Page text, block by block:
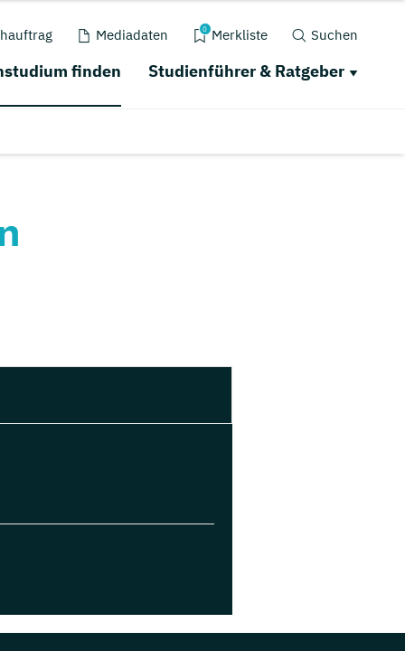
Mediadaten 0 Merkliste Suchen
finden Studienführer & Ratgeber